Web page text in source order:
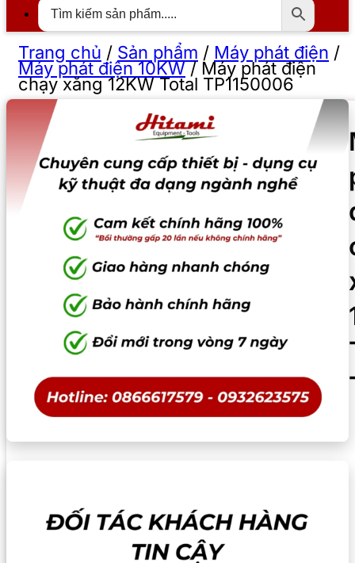
Trang chủ / Sản phẩm / Máy phát điện /
Máy phát điện 10KW/ Máy phát điện
chạy xăng 12KW Total TP1150006